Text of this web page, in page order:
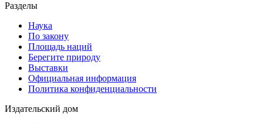
Разделы
Наука
По закону
Площадь наций
Берегите природу
Выставки
Официальная информация
Политика конфиденциальности
Издательский дом